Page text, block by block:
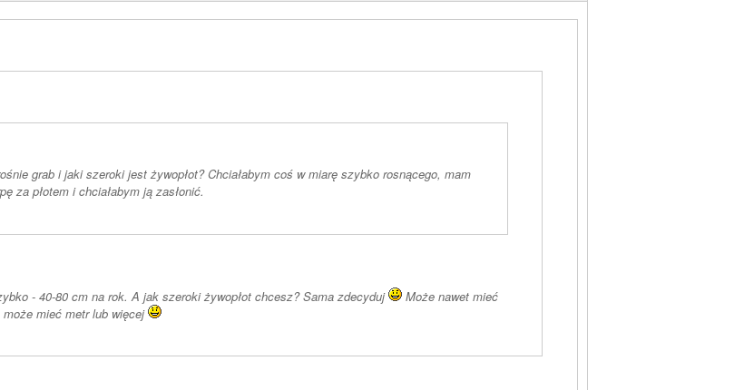
grab i jaki szeroki jest żywopłot? Chciałabym coś w miarę szybko rosnącego, mam
za płotem i chciałabym ją zasłonić.
- 40-80 cm na rok. A jak szeroki żywopłot chcesz? Sama zdecyduj
Może nawet mieć
mieć metr lub więcej